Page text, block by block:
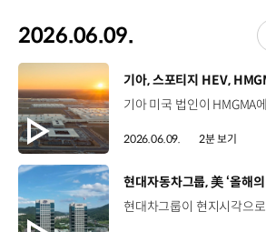
2026.06.09.
[동영상]
기아, 스포티지 HEV,
2026.06.09. 2분 보기
[동영상]
현대자동차그룹, 美 ‘올해